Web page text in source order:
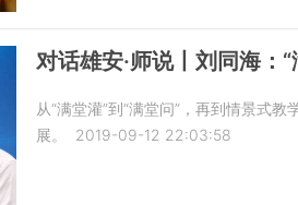
对话雄安·师说丨刘同海：
从“满堂灌”到“满堂问”，再到情景式
展。
2019-09-12 22:03:58